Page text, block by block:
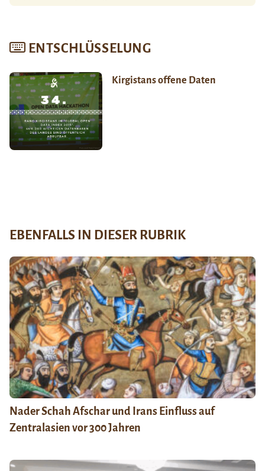
ENTSCHLÜSSELUNG
Kirgistans offene Daten
EBENFALLS IN DIESER RUBRIK
Nader Schah Afschar und Irans Einfluss auf
Zentralasien vor 300 Jahren